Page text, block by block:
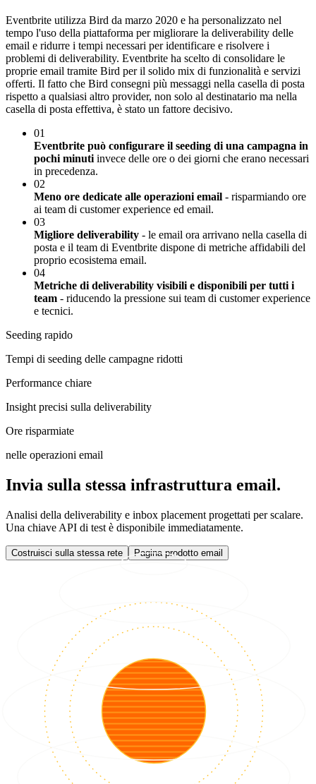
Eventbrite utilizza Bird da marzo 2020 e ha personalizzato nel
tempo l'uso della piattaforma per migliorare la deliverability delle
email e ridurre i tempi necessari per identificare e risolvere i
problemi di deliverability. Eventbrite ha scelto di consolidare le
proprie email tramite Bird per il solido mix di funzionalità e servizi
offerti. Il fatto che Bird consegni più messaggi nella casella di posta
rispetto a qualsiasi altro provider, non solo al destinatario ma nella
casella di posta effettiva, è stato un fattore decisivo.
01
Eventbrite può configurare il seeding di una campagna in
pochi minuti invece delle ore o dei giorni che erano necessari
in precedenza.
02
Meno ore dedicate alle operazioni email - risparmiando ore
ai team di customer experience ed email.
03
Migliore deliverability - le email ora arrivano nella casella di
posta e il team di Eventbrite dispone di metriche affidabili del
proprio ecosistema email.
04
Metriche di deliverability visibili e disponibili per tutti i
team - riducendo la pressione sui team di customer experience
e tecnici.
Seeding rapido
Tempi di seeding delle campagne ridotti
Performance chiare
Insight precisi sulla deliverability
Ore risparmiate
nelle operazioni email
Invia sulla stessa infrastruttura email.
Analisi della deliverability e inbox placement progettati per scalare.
Una chiave API di test è disponibile immediatamente.
Costruisci sulla stessa rete Pagina prodotto email